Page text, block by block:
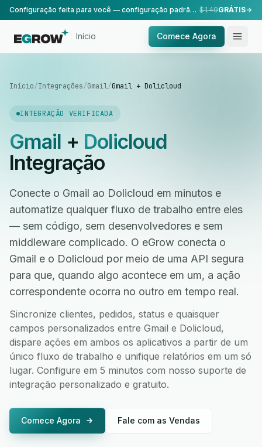
Configuração feita para você — configuração padrão, realizada pela nossa equipe. $149GRÁTIS
Início Comece Agora
Início/Integrações/Gmail/Gmail + Dolicloud
INTEGRAÇÃO VERIFICADA
Gmail + Dolicloud
Integração
Conecte o Gmail ao Dolicloud em minutos e
automatize qualquer fluxo de trabalho entre eles
— sem código, sem desenvolvedores e sem
middleware complicado. O eGrow conecta o
Gmail e o Dolicloud por meio de uma API segura
para que, quando algo acontece em um, a ação
correspondente ocorra no outro em tempo real.
Sincronize clientes, pedidos, status e quaisquer
campos personalizados entre Gmail e Dolicloud,
dispare ações em ambos os aplicativos a partir de um
único fluxo de trabalho e unifique relatórios em um só
lugar. Configure em 5 minutos com nosso suporte de
integração personalizado e gratuito.
Comece Agora Fale com as Vendas